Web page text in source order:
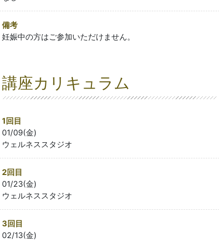
備考
妊娠中の方はご参加いただけません。
講座カリキュラム
1回目
01/09(金)
ウェルネススタジオ
2回目
01/23(金)
ウェルネススタジオ
3回目
02/13(金)